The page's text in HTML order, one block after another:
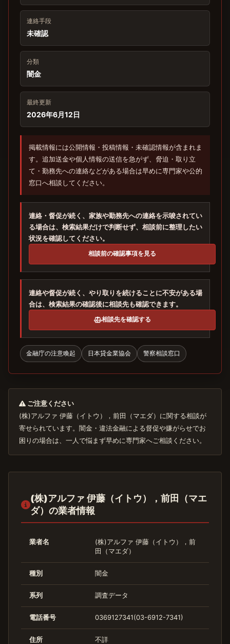
連絡手段
未確認
分類
闇金
最終更新
2026年6月12日
掲載情報には公開情報・投稿情報・未確認情報が含まれま
す。追加送金や個人情報の送信を急がず、脅迫・取り立
て・勤務先への連絡などがある場合は早めに専門家や公的
窓口へ相談してください。
連絡・督促が続く、家族や勤務先への連絡を示唆されてい
る場合は、検索結果だけで判断せず、相談前に整理したい
状況を確認してください。
相談前の確認事項を見る
連絡や督促が続く、やり取りを続けることに不安がある場
合は、検索結果の確認後に相談先も確認できます。
相談先を確認する
金融庁の注意喚起 日本貸金業協会 警察相談窓口
ご注意ください
(株)アルファ 伊藤（イトウ），前田（マエダ）に関する相談が
寄せられています。闇金・違法金融による督促や嫌がらせでお
困りの場合は、一人で悩まず早めに専門家へご相談ください。
(株)アルファ 伊藤（イトウ），前田（マエ
ダ）の業者情報
業者名
(株)アルファ 伊藤（イトウ），前
田（マエダ）
種別 闇金
系列 調査データ
電話番号 0369127341(03-6912-7341)
住所 不詳